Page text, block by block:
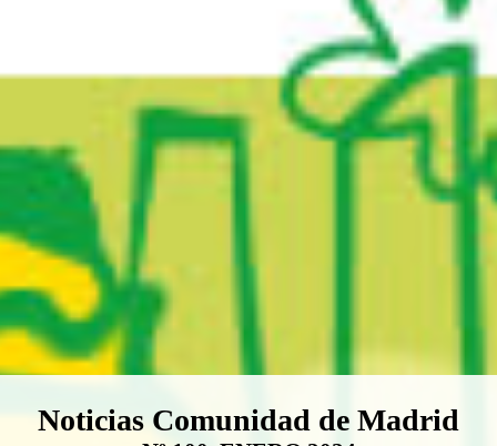
Boletín Noticias Comunidad de
Noticias Comunidad de Madrid